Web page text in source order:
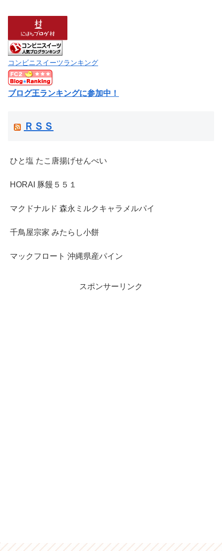
コンビニスイーツランキング
ブログ王ランキングに参加中！
ＲＳＳ
ひと塩 たこ唐揚げせんべい
HORAI 豚饅５５１
マクドナルド 森永ミルクキャラメルパイ
千鳥屋宗家 みたらし小餅
マックフロート 沖縄県産パイン
スポンサーリンク